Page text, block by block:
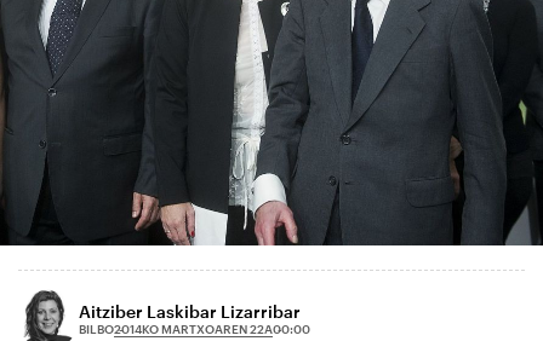
Aitziber Laskibar Lizarribar
BILBO2014KO MARTXOAREN 22A00:00